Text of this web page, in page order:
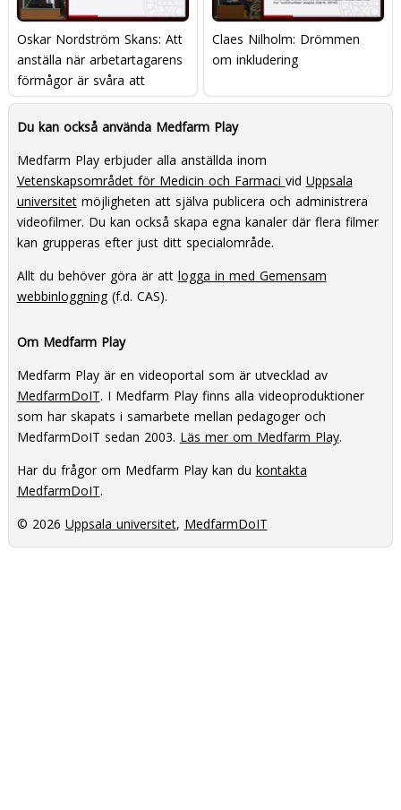
Oskar Nordström Skans: Att
anställa när arbetartagarens
förmågor är svåra att
observera
Claes Nilholm: Drömmen
om inkludering
Du kan också använda Medfarm Play
Medfarm Play erbjuder alla anställda inom
Vetenskapsområdet för Medicin och Farmaci vid Uppsala
universitetmöjligheten att själva publicera och administrera
videofilmer. Du kan också skapa egna kanaler där flera filmer
kan grupperas efter just ditt specialområde.
Allt du behöver göra är att logga in med Gemensam
webbinloggning(f.d. CAS).
Om Medfarm Play
Medfarm Play är en videoportal som är utvecklad av
MedfarmDoIT. I Medfarm Play finns alla videoproduktioner
som har skapats i samarbete mellan pedagoger och
MedfarmDoIT sedan 2003. Läs mer om Medfarm Play.
Har du frågor om Medfarm Play kan du kontakta
MedfarmDoIT.
© 2026 Uppsala universitet, MedfarmDoIT